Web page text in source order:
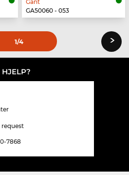
Gant
GA50060 - 053
1/4 ›
HJELP?
request
7868